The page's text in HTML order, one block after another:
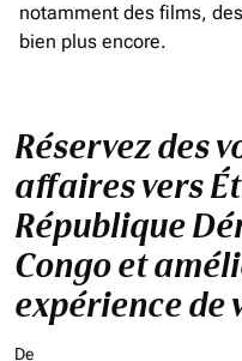
notamment des films,
bien plus encore.
Réservez des
affaires vers
République
Congo et
expérience de
De